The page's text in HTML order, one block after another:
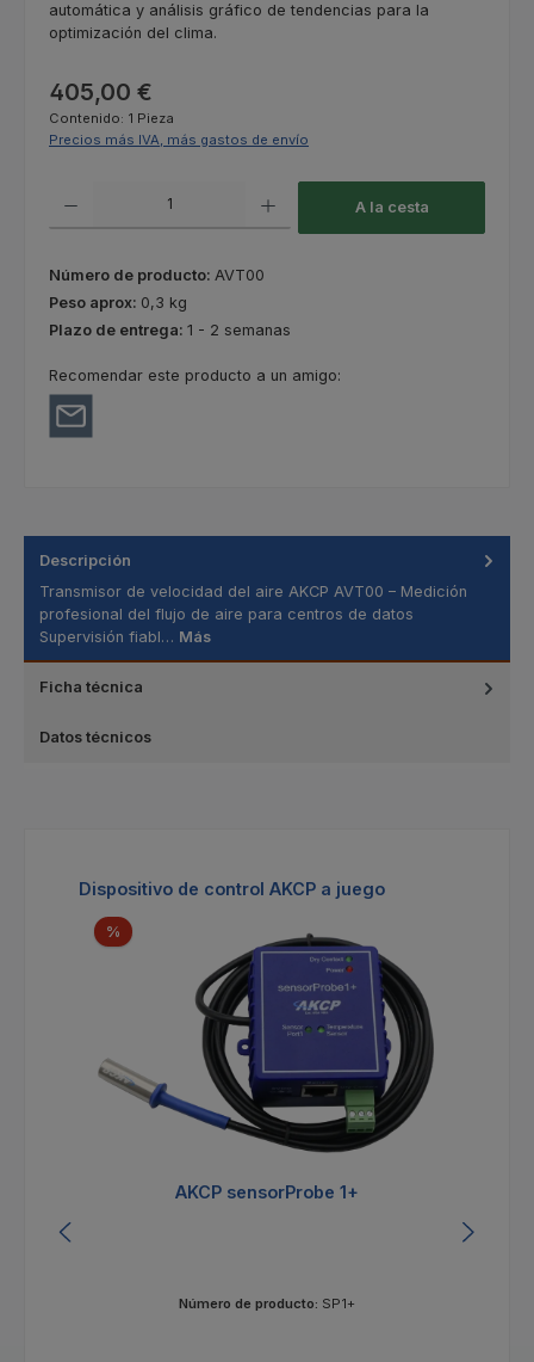
automática y análisis gráfico de tendencias para la
optimización del clima.
Precio normal:
405,00 €
Contenido: 1 Pieza
Precios más IVA, más gastos de envío
A la cesta
Número de producto: AVT00
Peso aprox: 0,3 kg
Plazo de entrega: 1 - 2 semanas
Recomendar este producto a un amigo:
Descripción
Transmisor de velocidad del aire AKCP AVT00 – Medición
profesional del flujo de aire para centros de datos
Supervisión fiabl… Más
Ficha técnica
Datos técnicos
Omitir la galería de productos
Dispositivo de control AKCP a juego
%Descuento
AKCP sensorProbe 1+
Número de producto: SP1+